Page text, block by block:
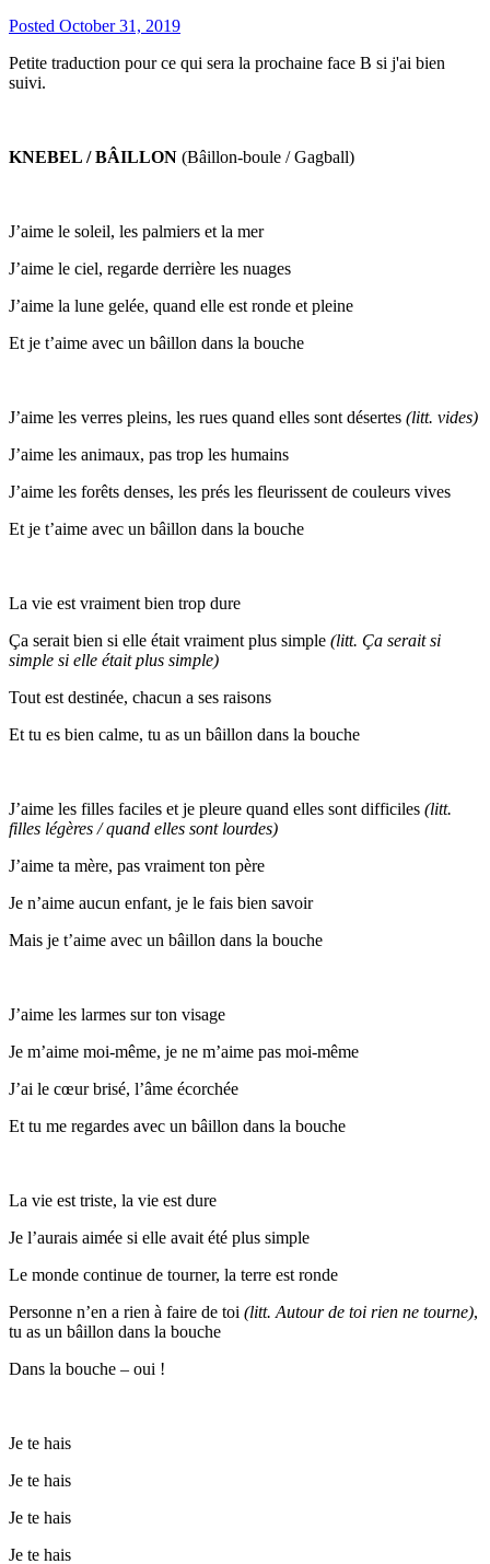
Posted October 31, 2019
Petite traduction pour ce qui sera la prochaine face B si j'ai bien
suivi.
KNEBEL / BÂILLON (Bâillon-boule / Gagball)
J’aime le soleil, les palmiers et la mer
J’aime le ciel, regarde derrière les nuages
J’aime la lune gelée, quand elle est ronde et pleine
Et je t’aime avec un bâillon dans la bouche
J’aime les verres pleins, les rues quand elles sont désertes (litt. vides)
J’aime les animaux, pas trop les humains
J’aime les forêts denses, les prés les fleurissent de couleurs vives
Et je t’aime avec un bâillon dans la bouche
La vie est vraiment bien trop dure
Ça serait bien si elle était vraiment plus simple (litt. Ça serait si
simple si elle était plus simple)
Tout est destinée, chacun a ses raisons
Et tu es bien calme, tu as un bâillon dans la bouche
J’aime les filles faciles et je pleure quand elles sont difficiles (litt.
filles légères / quand elles sont lourdes)
J’aime ta mère, pas vraiment ton père
Je n’aime aucun enfant, je le fais bien savoir
Mais je t’aime avec un bâillon dans la bouche
J’aime les larmes sur ton visage
Je m’aime moi-même, je ne m’aime pas moi-même
J’ai le cœur brisé, l’âme écorchée
Et tu me regardes avec un bâillon dans la bouche
La vie est triste, la vie est dure
Je l’aurais aimée si elle avait été plus simple
Le monde continue de tourner, la terre est ronde
Personne n’en a rien à faire de toi (litt. Autour de toi rien ne tourne),
tu as un bâillon dans la bouche
Dans la bouche – oui !
Je te hais
Je te hais
Je te hais
Je te hais